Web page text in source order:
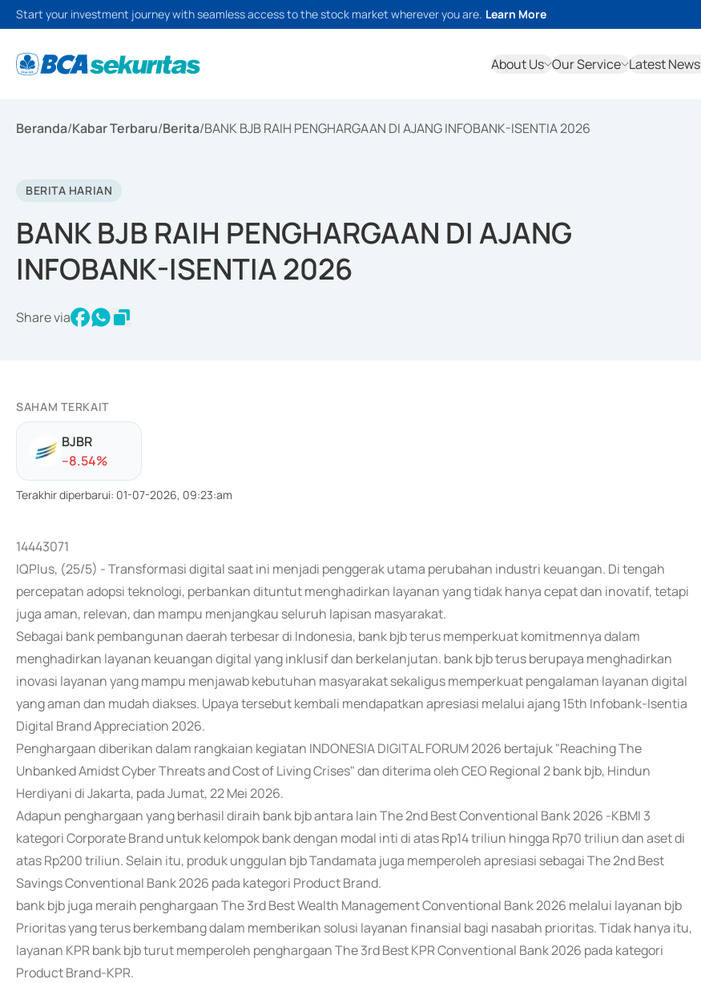
Start your investment journey with seamless access to the stock market wherever you are. Learn More
About Us Our Service Latest News
Beranda/Kabar Terbaru/Berita/BANK BJB RAIH PENGHARGAAN DI AJANG INFOBANK-ISENTIA 2026
BERITA HARIAN
BANK BJB RAIH PENGHARGAAN DI AJANG
INFOBANK-ISENTIA 2026
Share via
SAHAM TERKAIT
BJBR
--8.54%
Terakhir diperbarui: 01-07-2026, 09:23:am
14443071
IQPlus, (25/5) - Transformasi digital saat ini menjadi penggerak utama perubahan industri keuangan. Di tengah
percepatan adopsi teknologi, perbankan dituntut menghadirkan layanan yang tidak hanya cepat dan inovatif, tetapi
juga aman, relevan, dan mampu menjangkau seluruh lapisan masyarakat.
Sebagai bank pembangunan daerah terbesar di Indonesia, bank bjb terus memperkuat komitmennya dalam
menghadirkan layanan keuangan digital yang inklusif dan berkelanjutan. bank bjb terus berupaya menghadirkan
inovasi layanan yang mampu menjawab kebutuhan masyarakat sekaligus memperkuat pengalaman layanan digital
yang aman dan mudah diakses. Upaya tersebut kembali mendapatkan apresiasi melalui ajang 15th Infobank-Isentia
Digital Brand Appreciation 2026.
Penghargaan diberikan dalam rangkaian kegiatan INDONESIA DIGITAL FORUM 2026 bertajuk "Reaching The
Unbanked Amidst Cyber Threats and Cost of Living Crises" dan diterima oleh CEO Regional 2 bank bjb, Hindun
Herdiyani di Jakarta, pada Jumat, 22 Mei 2026.
Adapun penghargaan yang berhasil diraih bank bjb antara lain The 2nd Best Conventional Bank 2026 -KBMI 3
kategori Corporate Brand untuk kelompok bank dengan modal inti di atas Rp14 triliun hingga Rp70 triliun dan aset di
atas Rp200 triliun. Selain itu, produk unggulan bjb Tandamata juga memperoleh apresiasi sebagai The 2nd Best
Savings Conventional Bank 2026 pada kategori Product Brand.
bank bjb juga meraih penghargaan The 3rd Best Wealth Management Conventional Bank 2026 melalui layanan bjb
Prioritas yang terus berkembang dalam memberikan solusi layanan finansial bagi nasabah prioritas. Tidak hanya itu,
layanan KPR bank bjb turut memperoleh penghargaan The 3rd Best KPR Conventional Bank 2026 pada kategori
Product Brand-KPR.